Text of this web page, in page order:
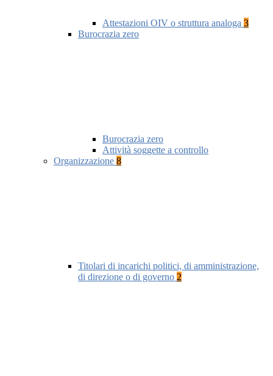
Attestazioni OIV o struttura analoga 3
Burocrazia zero
Burocrazia zero
Attività soggette a controllo
Organizzazione 8
Titolari di incarichi politici, di amministrazione,
di direzione o di governo 2